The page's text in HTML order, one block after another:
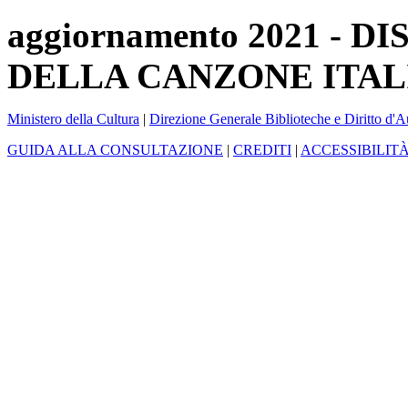
aggiornamento 2021 -
DELLA CANZONE
Ministero della Cultura | Direzione Generale Biblioteche e Diritto
GUIDA ALLA CONSULTAZIONE | CREDITI |